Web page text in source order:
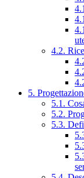
4.2.
5.
5.1.
5.2.
5.3.